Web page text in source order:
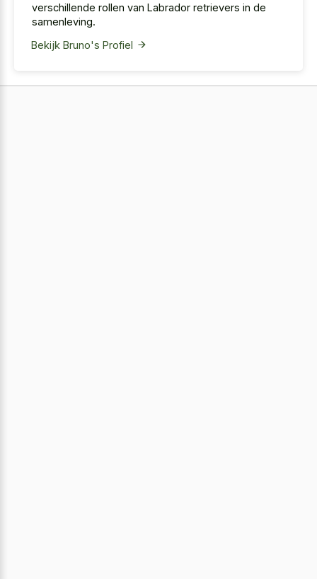
verschillende rollen van Labrador retrievers in de
samenleving.
Bekijk Bruno's Profiel